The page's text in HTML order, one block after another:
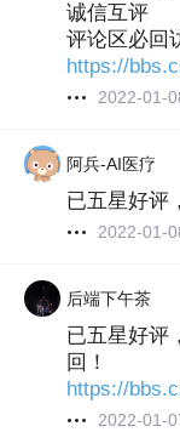
诚信互评
评论区必回
https://
2022-01-
阿兵-AI医疗
已五星好评
2022-01-
后端下午茶
已五星好评
回！
https://
2022-01-